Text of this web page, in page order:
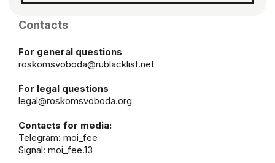
Contacts
For general questions
roskomsvoboda@rublacklist.net
For legal questions
legal@roskomsvoboda.org
Contacts for media:
Telegram: moi_fee
Signal: moi_fee.13